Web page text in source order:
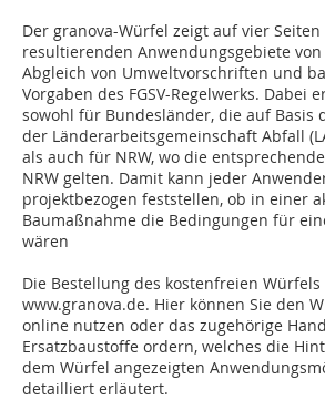
Der granova-Würfel zeigt auf vier
resultierenden Anwendungsgebiete von
Abgleich von Umweltvorschriften und
Vorgaben des FGSV-Regelwerks. Dabei
sowohl für Bundesländer, die auf Basis
der Länderarbeitsgemeinschaft Abfall
als auch für NRW, wo die
NRW gelten. Damit kann jeder
projektbezogen feststellen, ob in einer
Baumaßnahme die Bedingungen für
wären
Die Bestellung des kostenfreien
www.granova.de. Hier können Sie den
online nutzen oder das zugehörige
Ersatzbaustoffe ordern, welches die
dem Würfel angezeigten
detailliert erläutert.